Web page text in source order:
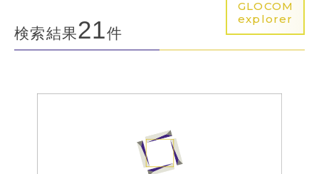
GLOCOM
explorer
検索結果21件